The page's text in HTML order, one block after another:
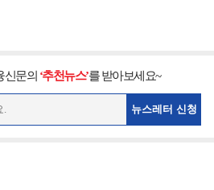
신문의 ‘추천뉴스’를 받아보세요~
뉴스레터 신청